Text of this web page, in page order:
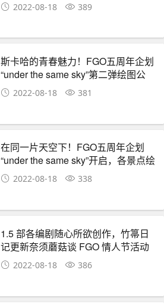
2022-08-18 389
斯卡哈的青春魅力！FGO五周年企划
“under the same sky”第二弹绘图公
开,八卦杂谈
2022-08-18 381
在同一片天空下！FGO五周年企划
“under the same sky”开启，各景点绘
图公开（附无水印图）,八卦杂谈
2022-08-18 338
1.5 部各编剧随心所欲创作，竹箒日
记更新奈须蘑菇谈 FGO 情人节活动
与 1.5 部,八卦杂谈
2022-08-18 386